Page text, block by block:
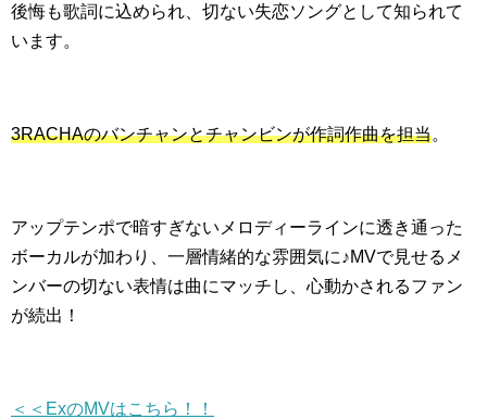
後悔も歌詞に込められ、切ない失恋ソングとして知られて
います。
3RACHAのバンチャンとチャンビンが作詞作曲を担当。
アップテンポで暗すぎないメロディーラインに透き通った
ボーカルが加わり、一層情緒的な雰囲気に♪MVで見せるメ
ンバーの切ない表情は曲にマッチし、心動かされるファン
が続出！
＜＜ExのMVはこちら！！